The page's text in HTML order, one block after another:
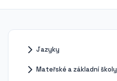
Jazyky
Mateřské a základní školy